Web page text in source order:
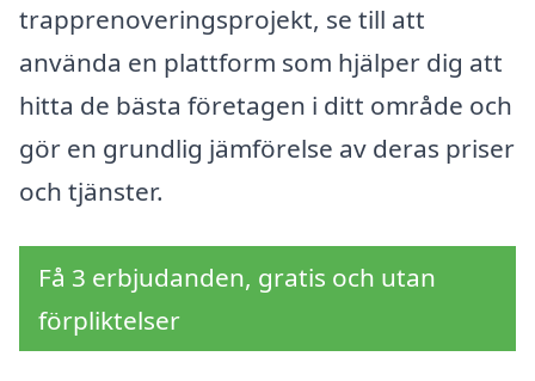
trapprenoveringsprojekt, se till att
använda en plattform som hjälper dig att
hitta de bästa företagen i ditt område och
gör en grundlig jämförelse av deras priser
och tjänster.
Få 3 erbjudanden, gratis och utan
förpliktelser